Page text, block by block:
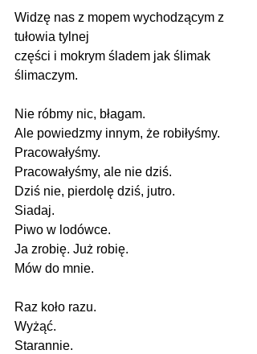
Widzę nas z mopem wychodzącym z
tułowia tylnej
części i mokrym śladem jak ślimak
ślimaczym.
Nie róbmy nic, błagam.
Ale powiedzmy innym, że robiłyśmy.
Pracowałyśmy.
Pracowałyśmy, ale nie dziś.
Dziś nie, pierdolę dziś, jutro.
Siadaj.
Piwo w lodówce.
Ja zrobię. Już robię.
Mów do mnie.
Raz koło razu.
Wyżąć.
Starannie.